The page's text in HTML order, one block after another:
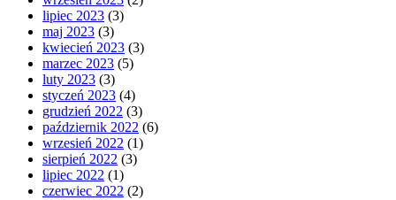
lipiec 2023 (3)
maj 2023 (3)
kwiecień 2023 (3)
marzec 2023 (5)
luty 2023 (3)
styczeń 2023 (4)
grudzień 2022 (3)
październik 2022 (6)
wrzesień 2022 (1)
sierpień 2022 (3)
lipiec 2022 (1)
czerwiec 2022 (2)